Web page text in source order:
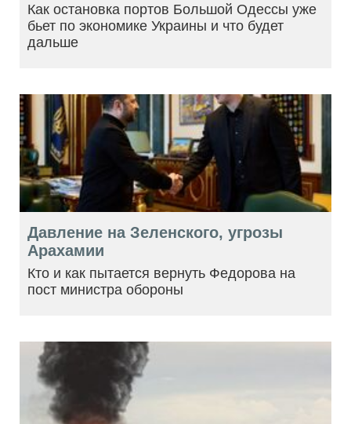
Как остановка портов Большой Одессы уже
бьет по экономике Украины и что будет
дальше
Давление на Зеленского, угрозы
Арахамии
Кто и как пытается вернуть Федорова на
пост министра обороны